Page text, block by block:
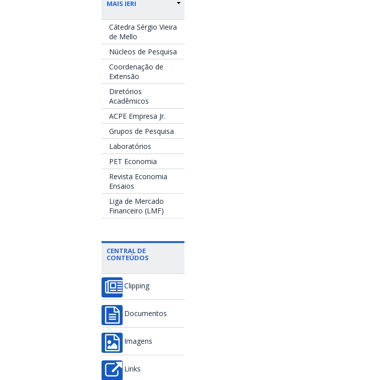
MAIS IERI
Cátedra Sérgio Vieira
de Mello
Núcleos de Pesquisa
Coordenação de
Extensão
Diretórios
Acadêmicos
ACPE Empresa Jr.
Grupos de Pesquisa
Laboratórios
PET Economia
Revista Economia
Ensaios
Liga de Mercado
Financeiro (LMF)
CENTRAL DE
CONTEÚDOS
Clipping
Documentos
Imagens
Links